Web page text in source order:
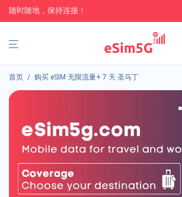
随时随地，保持连接！
首页 / 购买 eSIM 无限流量+ 7 天 圣马丁